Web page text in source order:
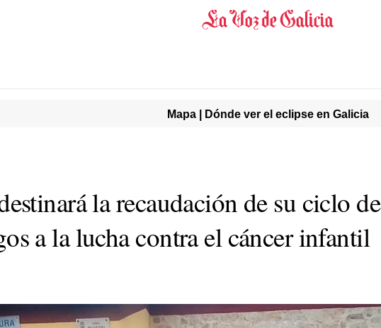
Mapa | Dónde ver el eclipse en Galicia
la recaudación de su ciclo de
a la lucha contra el cáncer infantil